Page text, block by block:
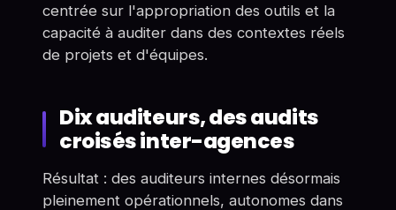
centrée sur l'appropriation des outils et la
capacité à auditer dans des contextes réels
de projets et d'équipes.
Dix auditeurs, des audits
croisés inter-agences
Résultat : des auditeurs internes désormais
pleinement opérationnels, autonomes dans